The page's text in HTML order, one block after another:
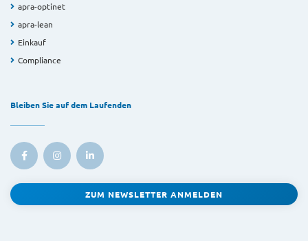
apra-optinet
apra-lean
Einkauf
Compliance
Bleiben Sie auf dem Laufenden
ZUM NEWSLETTER ANMELDEN